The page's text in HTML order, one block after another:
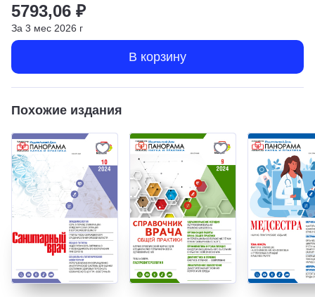
5793,06 ₽
За 3 мес 2026 г
В корзину
Похожие издания